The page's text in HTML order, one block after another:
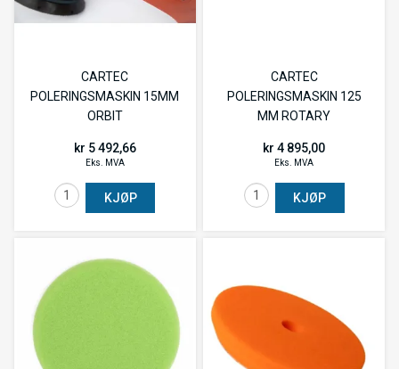
CARTEC
POLERINGSMASKIN 15MM
ORBIT
kr 5 492,66
Eks. MVA
KJØP
CARTEC
POLERINGSMASKIN 125
MM ROTARY
kr 4 895,00
Eks. MVA
KJØP